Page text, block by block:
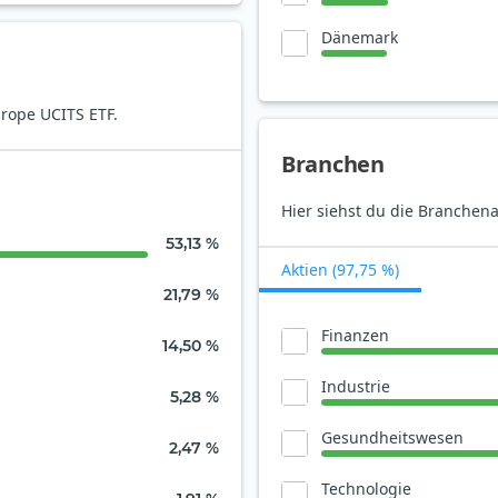
UCITS ETF.
53,13 %
21,79 %
14,50 %
5,28 %
2,47 %
Dänemark
Branchen
Hier siehst du die
Aktien (97,75 %)
Finanzen
Industrie
Gesundheitswesen
Technologie